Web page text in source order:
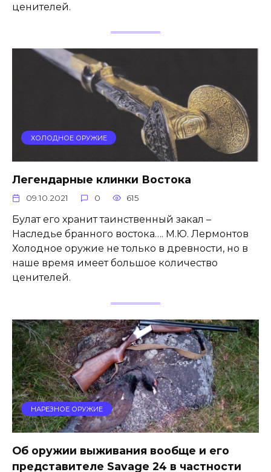
ценителей.
ХОЛОДНОЕ ОРУЖИЕ
Легендарные клинки Востока
09.10.2021 0 615
Булат его хранит таинственный закал –
Наследье бранного востока…. М.Ю. Лермонтов
Холодное оружие не только в древности, но в
наше время имеет большое количество
ценителей.
НАРЕЗНОЕ ОРУЖИЕ
Об оружии выживания вообще и его
представителе Savage 24 в частности